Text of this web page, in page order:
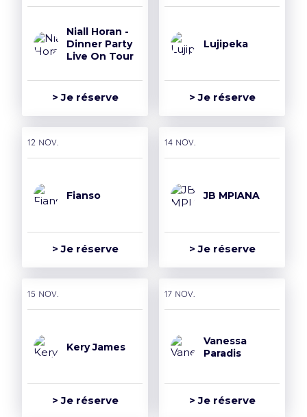
Niall Horan -
Dinner Party
Live On Tour
> Je réserve
Lujipeka
> Je réserve
12 nov.
Fianso
> Je réserve
14 nov.
JB MPIANA
> Je réserve
15 nov.
Kery James
> Je réserve
17 nov.
Vanessa
Paradis
> Je réserve